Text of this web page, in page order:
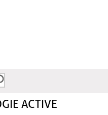
ACTIVE